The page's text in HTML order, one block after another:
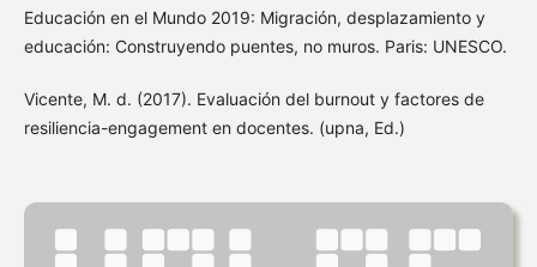
Educación en el Mundo 2019: Migración, desplazamiento y
educación: Construyendo puentes, no muros. Paris: UNESCO.
Vicente, M. d. (2017). Evaluación del burnout y factores de
resiliencia-engagement en docentes. (upna, Ed.)